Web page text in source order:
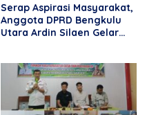
Serap Aspirasi Masyarakat,
Anggota DPRD Bengkulu
Utara Ardin Silaen Gelar